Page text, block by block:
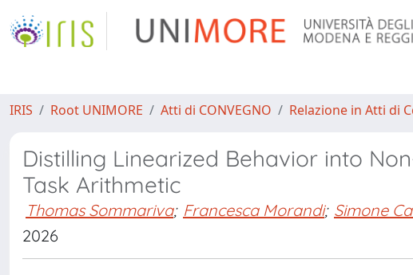
IRIS Root UNIMORE Atti di CONVEGNO Relazione in Atti di
Distilling Linearized Behavior into
Task Arithmetic
Thomas Sommariva; Francesca Morandi; Simone
2026